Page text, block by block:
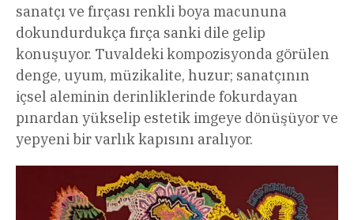
sanatçı ve fırçası renkli boya macununa
dokundurdukça fırça sanki dile gelip
konuşuyor. Tuvaldeki kompozisyonda görülen
denge, uyum, müzikalite, huzur; sanatçının
içsel aleminin derinliklerinde fokurdayan
pınardan yükselip estetik imgeye dönüşüyor ve
yepyeni bir varlık kapısını aralıyor.